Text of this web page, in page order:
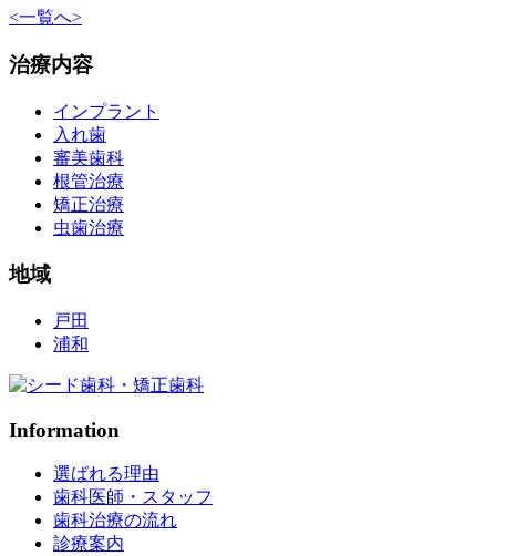
<一覧へ>
治療内容
インプラント
入れ歯
審美歯科
根管治療
矯正治療
虫歯治療
地域
戸田
浦和
Information
選ばれる理由
歯科医師・スタッフ
歯科治療の流れ
診療案内